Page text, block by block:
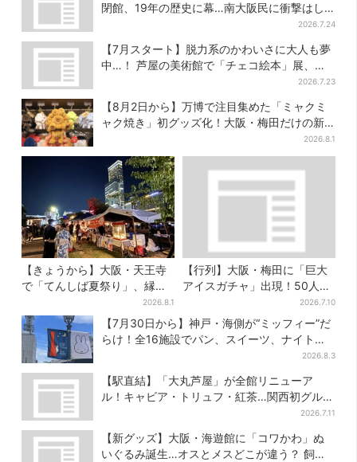
閉館、19年の歴史に幕…南大阪民に衝撃はし
2026.7.24
【7月スタート】脱力系のかわいさに大人も夢
中…！ 芦屋の美術館で「チェコ絵本」展、老
2026.7.23
【8月2日から】万博で注目集めた「ミャクミ
ャク焼き」初グッズ化！大阪・梅田だけの新
2026.8.1
【きょうから】大阪・天王寺
で「てんしば夏祭り」、縁日
や盆踊り…涼しいスプラッシ
ュタイムも！2日間だけ
2026.8.1
【行列】大阪・梅田に「巨大
アイスガチャ」出現！50人以
上が列…初日は即終了、残る
開催日は？
2026.7.10
【7月30日から】神戸・海側が“ミッフィー”だ
らけ！全16施設でパン、スイーツ、ナイトマ
2026.8.3
【駅直結】「大丸芦屋」が全館リニューア
ル！キャビア・トリュフ・紅茶…関西初グルメ
2026.7.11
【新グッズ】大阪・海遊館に「コワかわ」ぬ
いぐるみ誕生…オスとメスどこが違う？ 飼育